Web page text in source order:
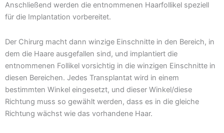
Anschließend werden die entnommenen Haarfollikel speziell
für die Implantation vorbereitet.
Der Chirurg macht dann winzige Einschnitte in den Bereich, in
dem die Haare ausgefallen sind, und implantiert die
entnommenen Follikel vorsichtig in die winzigen Einschnitte in
diesen Bereichen. Jedes Transplantat wird in einem
bestimmten Winkel eingesetzt, und dieser Winkel/diese
Richtung muss so gewählt werden, dass es in die gleiche
Richtung wächst wie das vorhandene Haar.